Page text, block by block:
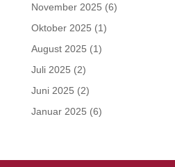
November 2025 (6)
Oktober 2025 (1)
August 2025 (1)
Juli 2025 (2)
Juni 2025 (2)
Januar 2025 (6)